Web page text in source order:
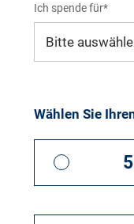
Ich spende für*
Wählen Sie